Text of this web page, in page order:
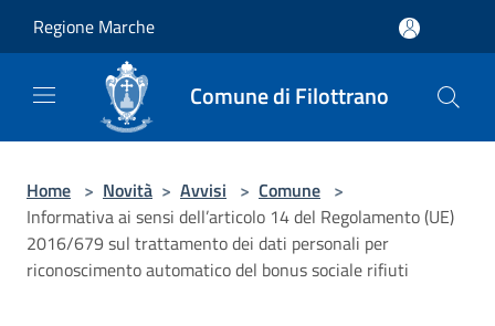
Regione Marche
Comune di Filottrano
Home > Novità > Avvisi > Comune >
Informativa ai sensi dell’articolo 14 del Regolamento (UE)
2016/679 sul trattamento dei dati personali per
riconoscimento automatico del bonus sociale rifiuti